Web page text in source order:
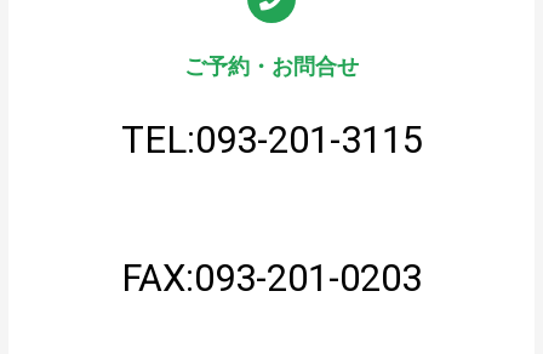
ご予約・お問合せ
TEL:093-201-3115
FAX:093-201-0203